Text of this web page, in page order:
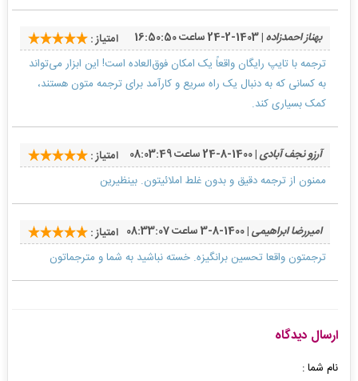
بهناز احمدزاده| 1403-2-24 ساعت 16:50:50
امتیاز :
ترجمه با تایپ رایگان واقعاً یک امکان فوق‌العاده است! این ابزار می‌تواند
به کسانی که به دنبال یک راه سریع و کارآمد برای ترجمه متون هستند،
کمک بسیاری کند.
آرزو نجف آبادی| 1400-8-24 ساعت 08:03:49
امتیاز :
ممنون از ترجمه دقیق و بدون غلط املائیتون. بینظیرین
امیررضا ابراهیمی| 1400-8-3 ساعت 08:33:07
امتیاز :
ترجمتون واقعا تحسین برانگیزه. خسته نباشید به شما و مترجماتون
ارسال دیدگاه
نام شما :